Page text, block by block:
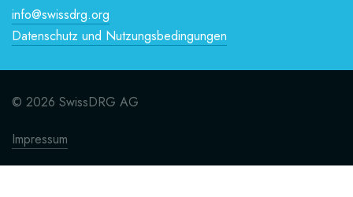
info@swissdrg.org
Datenschutz und Nutzungsbedingungen
© 2026 SwissDRG AG
Impressum